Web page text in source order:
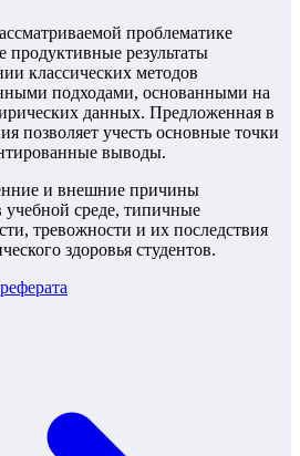
проблематике
продуктивные результаты
классических методов
подходами, основанными на
данных. Предложенная в
позволяет учесть основные точки
выводы.
и внешние причины
учебной среде, типичные
тревожности и их последствия
здоровья студентов.
реферата